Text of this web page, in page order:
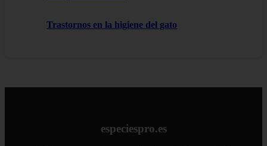
Trastornos en la higiene del gato
especiespro.es